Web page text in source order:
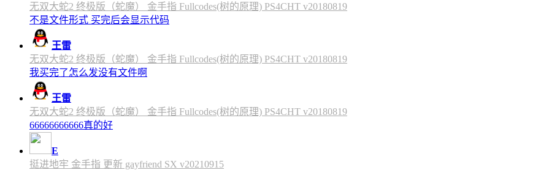
无双大蛇2 终极版（蛇魔） 金手指 Fullcodes(树的原理) PS4CHT v20180819
不是文件形式 买完后会显示代码
王雷
无双大蛇2 终极版（蛇魔） 金手指 Fullcodes(树的原理) PS4CHT v20180819
我买完了怎么发没有文件啊
王雷
无双大蛇2 终极版（蛇魔） 金手指 Fullcodes(树的原理) PS4CHT v20180819
66666666666真的好
E
挺进地牢 金手指 更新 gayfriend SX v20210915